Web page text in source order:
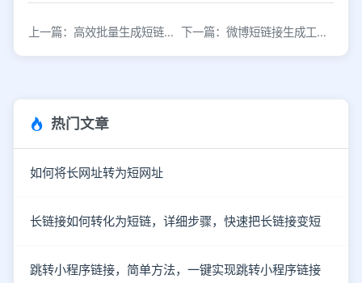
上一篇：高效批量生成短链接的实用工具推荐 下一篇：微博短链接生成工具，在线生成可测试
热门文章
如何将长网址转为短网址
长链接如何转化为短链，详细步骤，快速把长链接变短
跳转小程序链接，简单方法，一键实现跳转小程序链接